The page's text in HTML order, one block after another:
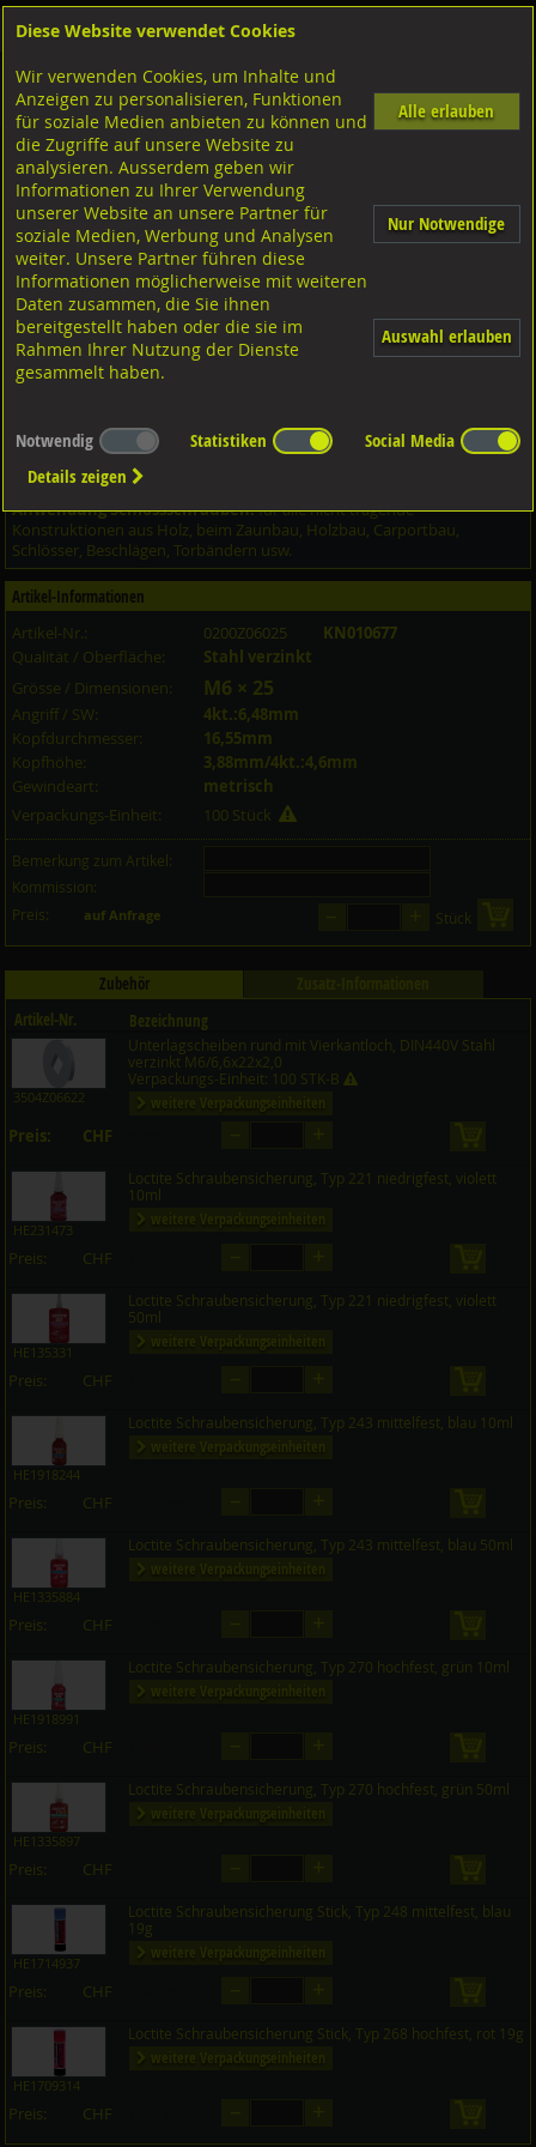
Shop Schrauben Diverse Schrauben
M-Gewinde
Diverse Ausführungen M-GewindeFlachrundschrauben Stahl verzinkt
Flachrundschrauben mit 4kt. Ansatz und MU, DIN603
Stahl verzinkt M6x25
Anwendung Schlossschrauben:für alle nicht tragende
Konstruktionen aus Holz, beim Zaunbau, Holzbau, Carportbau,
Schlösser, Beschlägen, Torbändern usw.
Artikel-Informationen
Artikel-Nr.:
0200Z06025
KN010677
Qualität / Oberfläche:
Stahl verzinkt
Grösse / Dimensionen:
M6 × 25
Angriff / SW:
4kt.:6,48mm
Kopfdurchmesser:
16,55mm
Kopfhöhe:
3,88mm/4kt.:4,6mm
Gewindeart:
metrisch
Verpackungs-Einheit:
100 Stück
Bemerkung zum Artikel:
Kommission:
Preis:
auf Anfrage Stück
Zubehör
Artikel-Nr.
Bezeichnung
Menge
3504Z06622
Unterlagscheiben rund mit Vierkantloch, DIN440V Stahl
verzinkt M6/6,6x22x2,0
Verpackungs-Einheit: 100 STK-B
weitere Verpackungseinheiten
Preis: CHF
HE231473
Loctite Schraubensicherung, Typ 221 niedrigfest, violett
10ml
weitere Verpackungseinheiten
Preis: CHF
HE135331
Loctite Schraubensicherung, Typ 221 niedrigfest, violett
50ml
weitere Verpackungseinheiten
Preis: CHF
HE1918244
Loctite Schraubensicherung, Typ 243 mittelfest, blau 10ml
weitere Verpackungseinheiten
Preis: CHF
HE1335884
Loctite Schraubensicherung, Typ 243 mittelfest, blau 50ml
weitere Verpackungseinheiten
Preis: CHF
HE1918991
Loctite Schraubensicherung, Typ 270 hochfest, grün 10ml
weitere Verpackungseinheiten
Preis: CHF
HE1335897
Loctite Schraubensicherung, Typ 270 hochfest, grün 50ml
weitere Verpackungseinheiten
Preis: CHF
HE1714937
Loctite Schraubensicherung Stick, Typ 248 mittelfest, blau
19g
weitere Verpackungseinheiten
Preis: CHF
HE1709314
Loctite Schraubensicherung Stick, Typ 268 hochfest, rot 19g
weitere Verpackungseinheiten
Preis: CHF
Diese Website verwendet Cookies
Wir verwenden Cookies, um Inhalte und
Anzeigen zu personalisieren, Funktionen
für soziale Medien anbieten zu können und
die Zugriffe auf unsere Website zu
analysieren. Ausserdem geben wir
Informationen zu Ihrer Verwendung
unserer Website an unsere Partner für
soziale Medien, Werbung und Analysen
weiter. Unsere Partner führen diese
Informationen möglicherweise mit weiteren
Daten zusammen, die Sie ihnen
bereitgestellt haben oder die sie im
Rahmen Ihrer Nutzung der Dienste
gesammelt haben.
Alle erlauben
Nur Notwendige
Auswahl erlauben
Notwendig Statistiken
Social Media
Details zeigen